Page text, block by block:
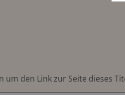
um den Link zur Seite dieses